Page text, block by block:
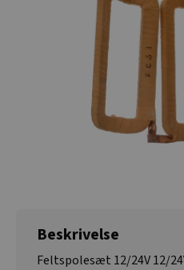
Beskrivelse
Feltspolesæt 12/24V 12/